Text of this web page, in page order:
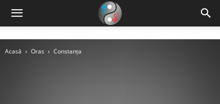
Acasă Oras Constanța